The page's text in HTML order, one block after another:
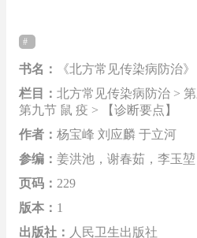
书名：
《北方常见传染病防治》
栏目： 北方常见传染病防治 >
第九节 鼠 疫 > 【诊断要点】
作者： 杨宝峰 刘应麟 于立河
参编： 姜洪池，谢春茹，李玉
页码： 229
版本： 1
出版社： 人民卫生出版社